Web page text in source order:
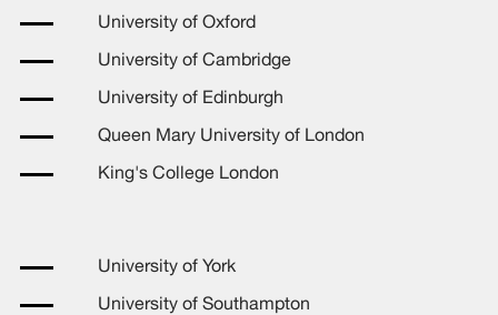
University of Oxford
University of Cambridge
University of Edinburgh
Queen Mary University of London
King's College London
University of York
University of Southampton